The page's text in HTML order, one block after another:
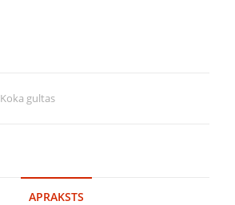
Koka gultas
APRAKSTS